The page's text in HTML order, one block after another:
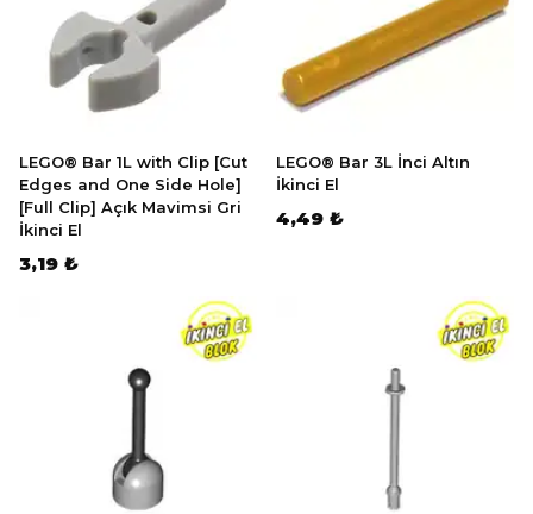
LEGO® Bar 1L with Clip [Cut
Edges and One Side Hole]
[Full Clip] Açık Mavimsi Gri
İkinci El
3,19 ₺
LEGO® Bar 3L İnci Altın
İkinci El
4,49 ₺